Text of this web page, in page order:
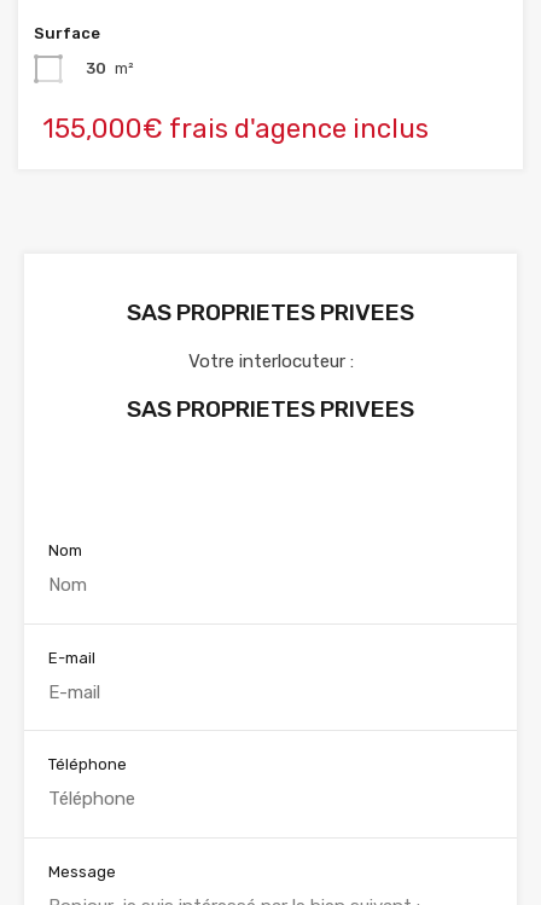
Surface
30 m²
155,000€ frais d'agence inclus
SAS PROPRIETES PRIVEES
Votre interlocuteur :
SAS PROPRIETES PRIVEES
Nom
E-mail
Téléphone
Message